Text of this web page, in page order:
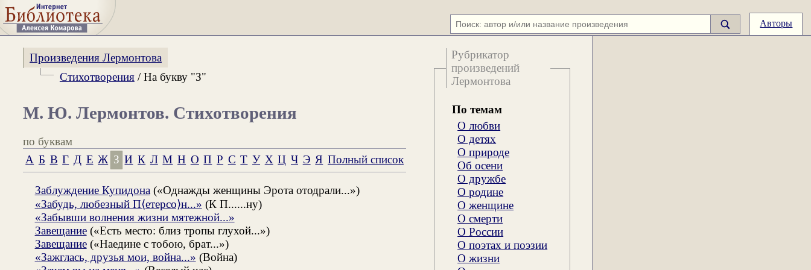
Авторы
Рубрикатор
произведений
Лермонтова
По темам
О любви
О детях
О природе
Об осени
О дружбе
О родине
О женщине
О смерти
О России
О поэтах и поэзии
О жизни
Произведения Лермонтова
Стихотворения/ На букву "З"
М. Ю. Лермонтов. Стихотворения
по буквам
А Б В Г Д Е Ж З И К Л М Н О П Р С Т У Х Ц Ч Э Я Полный список
Заблуждение Купидона («Однажды женщины Эрота отодрали...»)
«Забудь, любезный П⟨етерсо⟩н...» (К П......ну)
«Забывши волнения жизни мятежной...»
Завещание(«Есть место: близ тропы глухой...»)
Завещание(«Наедине с тобою, брат...»)
«Зажглась, друзья мои, война...» (Война)